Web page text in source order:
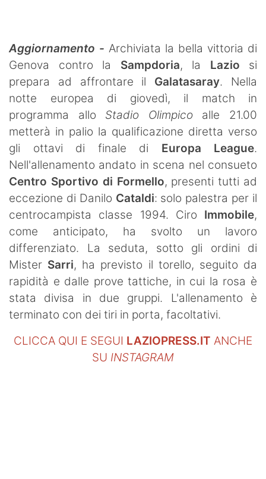
Aggiornamento - Archiviata la bella vittoria di
Genova contro la Sampdoria, la Lazio si
prepara ad affrontare il Galatasaray. Nella
notte europea di giovedì, il match in
programma allo Stadio Olimpico alle 21.00
metterà in palio la qualificazione diretta verso
gli ottavi di finale di Europa League.
Nell'allenamento andato in scena nel consueto
Centro Sportivo di Formello, presenti tutti ad
eccezione di Danilo Cataldi: solo palestra per il
centrocampista classe 1994. Ciro Immobile,
come anticipato, ha svolto un lavoro
differenziato. La seduta, sotto gli ordini di
Mister Sarri, ha previsto il torello, seguito da
rapidità e dalle prove tattiche, in cui la rosa è
stata divisa in due gruppi. L'allenamento è
terminato con dei tiri in porta, facoltativi.
CLICCA QUI E SEGUI LAZIOPRESS.IT ANCHE
SU INSTAGRAM